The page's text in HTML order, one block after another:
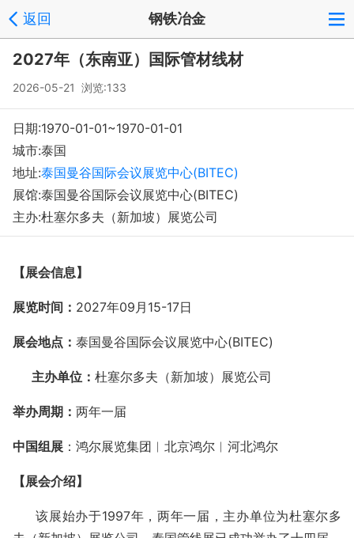
返回 钢铁冶金
2027年（东南亚）国际管材线材
2026-05-21 浏览:133
日期:1970-01-01~1970-01-01
城市:泰国
地址:泰国曼谷国际会议展览中心(BITEC)
展馆:泰国曼谷国际会议展览中心(BITEC)
主办:杜塞尔多夫（新加坡）展览公司
【展会信息】
展览时间： 2027年09月 15-17日
展会地点： 泰国曼谷国际会议展览中心(BITEC)
主办单位： 杜塞尔多夫（新加坡）展览公司
举办周期： 两年一届
中国组展 ：鸿尔展览集团︱北京鸿尔︱河北鸿尔
【展会介绍】
该展始办于1997年，两年一届，主办单位为杜塞尔多
注册 反馈
Copyright © 2008-2018 环球会展网 fairglobal.com.cn 版权所有